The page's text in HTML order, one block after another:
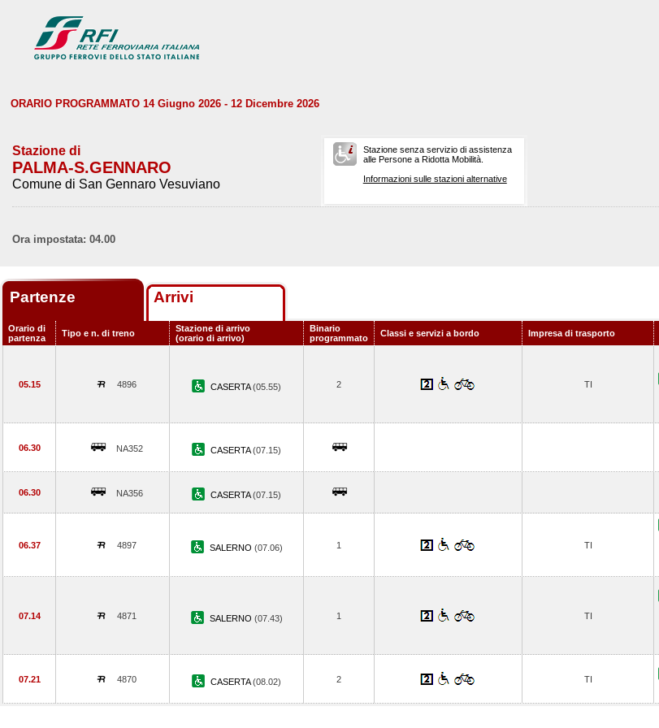
ORARIO PROGRAMMATO 14 Giugno 2026 - 12 Dicembre 2026
Stazione di
PALMA-S.GENNARO
Comune di San Gennaro Vesuviano
Stazione senza servizio di assistenza
alle Persone a Ridotta Mobilità.
Informazioni sulle stazioni alternative
Ora impostata: 04.00
Partenze Arrivi
Orario di
partenza
Tipo e n. di treno
Stazione di arrivo
(orario di arrivo)
Binario
programmato
Classi e servizi a bordo Impresa di trasporto
05.15 4896 CASERTA(05.55) 2 TI
06.30 NA352 CASERTA(07.15)
06.30 NA356 CASERTA(07.15)
06.37 4897 SALERNO (07.06) 1 TI
07.14 4871 SALERNO (07.43) 1 TI
07.21 4870 CASERTA(08.02) 2 TI